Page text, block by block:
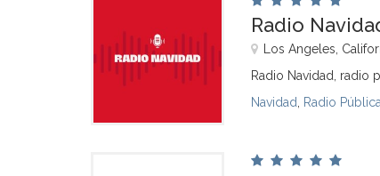
Radio
Los Angeles,
Radio Navidad, radio
Navidad
Radio Pública